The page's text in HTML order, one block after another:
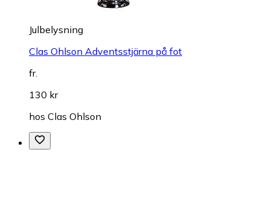
Julbelysning
Clas Ohlson Adventsstjärna på fot
fr.
130 kr
hos Clas Ohlson